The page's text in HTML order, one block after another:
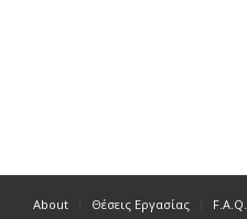
About Θέσεις Εργασίας F.A.Q.